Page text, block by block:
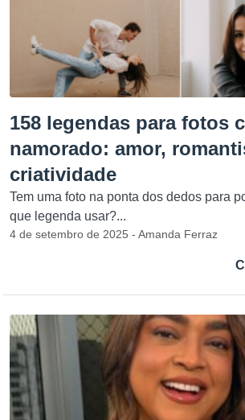
158 legendas para fotos
namorado: amor,
criatividade
Tem uma foto na ponta dos dedos para
que legenda usar?...
4 de setembro de 2025 - Amanda Ferraz